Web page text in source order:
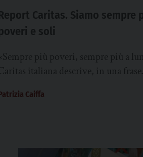
Caritas. Siamo sempre
e soli
più poveri, sempre più a
italiana descrive, in una frase
Caiffa